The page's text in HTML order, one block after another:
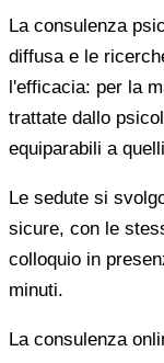
La consulenza
diffusa e le
l'efficacia: per la
trattate dallo
equiparabili a
Le sedute si
sicure, con le
colloquio in
minuti.
La consulenza